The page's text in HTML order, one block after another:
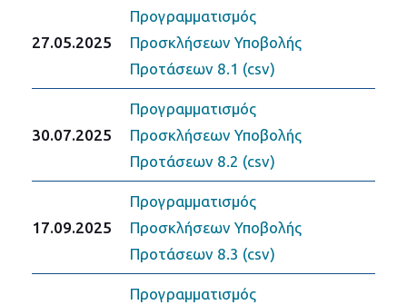
27.05.2025
Προγραμματισμός
Προσκλήσεων Υποβολής
Προτάσεων 8.1 (csv)
30.07.2025
Προγραμματισμός
Προσκλήσεων Υποβολής
Προτάσεων 8.2 (csv)
17.09.2025
Προγραμματισμός
Προσκλήσεων Υποβολής
Προτάσεων 8.3 (csv)
Προγραμματισμός